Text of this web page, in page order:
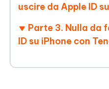
uscire da Apple ID
Parte 3. Nulla da
ID su iPhone con